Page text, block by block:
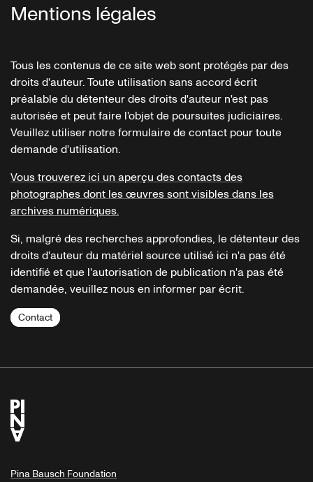
Mentions légales
Tous les contenus de ce site web sont protégés par des
droits d'auteur. Toute utilisation sans accord écrit
préalable du détenteur des droits d'auteur n'est pas
autorisée et peut faire l'objet de poursuites judiciaires.
Veuillez utiliser notre formulaire de contact pour toute
demande d'utilisation.
Vous trouverez ici un aperçu des contacts des
photographes dont les œuvres sont visibles dans les
archives numériques.
Si, malgré des recherches approfondies, le détenteur des
droits d'auteur du matériel source utilisé ici n'a pas été
identifié et que l'autorisation de publication n'a pas été
demandée, veuillez nous en informer par écrit.
Contact
Pina Bausch Foundation